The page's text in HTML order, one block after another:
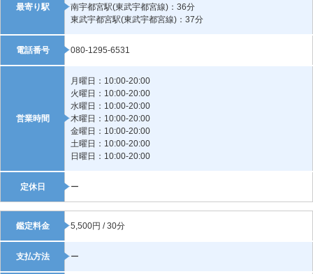
最寄り駅
南宇都宮駅(東武宇都宮線)：36分
東武宇都宮駅(東武宇都宮線)：37分
電話番号 080-1295-6531
営業時間
月曜日：10:00-20:00
火曜日：10:00-20:00
水曜日：10:00-20:00
木曜日：10:00-20:00
金曜日：10:00-20:00
土曜日：10:00-20:00
日曜日：10:00-20:00
定休日 ー
鑑定料金 5,500円 / 30分
支払方法 ー